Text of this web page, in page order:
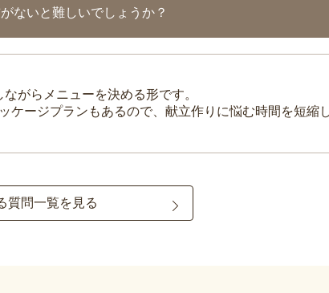
ないと難しいでしょうか？
がらメニューを決める形です。
ージプランもあるので、献立作りに悩む時間を短縮
質問一覧を見る